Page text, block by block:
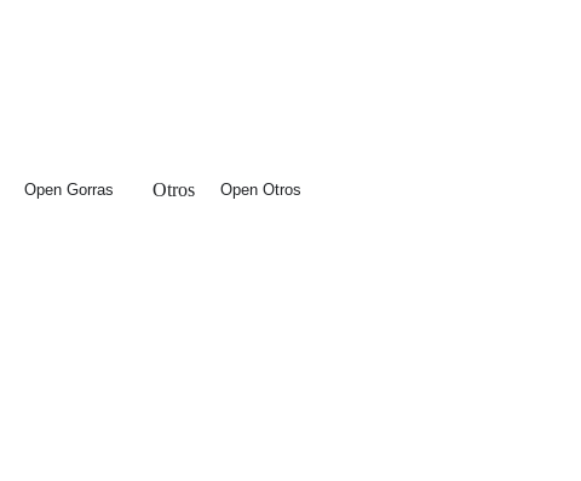
Open Gorras Otros Open Otros